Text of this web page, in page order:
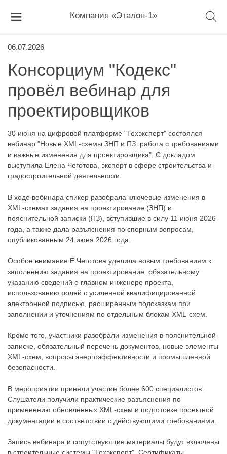
Компания «Эталон-1»
06.07.2026
Консорциум "Кодекс"
провёл вебинар для
проектировщиков
30 июня на цифровой платформе "Техэксперт" состоялся
вебинар "Новые XML-схемы ЗНП и ПЗ: работа с требованиями
и важные изменения для проектировщика". C докладом
выступила Елена Чеготова, эксперт в сфере строительства и
градостроительной деятельности.
В ходе вебинара спикер разобрала ключевые изменения в
XML-схемах задания на проектирование (ЗНП) и
пояснительной записки (ПЗ), вступившие в силу 11 июня 2026
года, а также дала разъяснения по спорным вопросам,
опубликованным 24 июня 2026 года.
Особое внимание Е.Чеготова уделила новым требованиям к
заполнению задания на проектирование: обязательному
указанию сведений о главном инженере проекта,
использованию ролей с усиленной квалифицированной
электронной подписью, расширенным подсказкам при
заполнении и уточнениям по отдельным блокам XML-схем.
Кроме того, участники разобрали изменения в пояснительной
записке, обязательный перечень документов, новые элементы
XML-схем, вопросы энергоэффективности и промышленной
безопасности.
В мероприятии приняли участие более 600 специалистов.
Слушатели получили практические разъяснения по
применению обновлённых XML-схем и подготовке проектной
документации в соответствии с действующими требованиями.
Запись вебинара и сопутствующие материалы будут включены